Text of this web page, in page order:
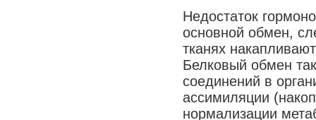
Недостаток
основной обмен,
тканях
Белковый обмен
соединений в
ассимиляции
нормализации